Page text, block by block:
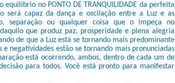
no PONTO DE TRANQUILIDADE da perfeita
será capaz da dança e oscilação entre a Luz e as
separação ou qualquer coisa que o impeça no
que produz paz, prosperidade e plena alegria
de que a Luz está se tornando mais predominante
e negatividades estão se tornando mais pronunciadas
está ocorrendo, ambos, dentro de cada um de
para todos. Você está pronto para manifestar